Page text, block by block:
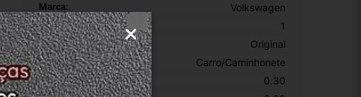
Marca: Volkswagen
Número De Peça: 1
Origem: Original
Tipo De Veículo: Carro/Caminhonete
Altura Da Embalagem: 0.30